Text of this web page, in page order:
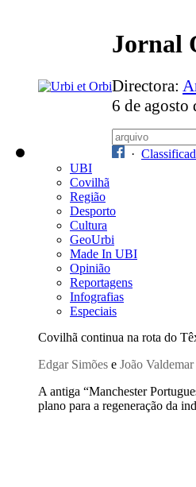
Jornal
Directora:
6 de agosto
·
UBI
Covilhã
Região
Desporto
Cultura
GeoUrbi
Made In UBI
Opinião
Reportagens
Infografias
Especiais
Covilhã continua na rota do
Edgar Simões e João Valdemar
A antiga “Manchester
plano para a regeneração da